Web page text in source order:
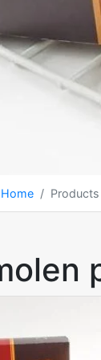
Home